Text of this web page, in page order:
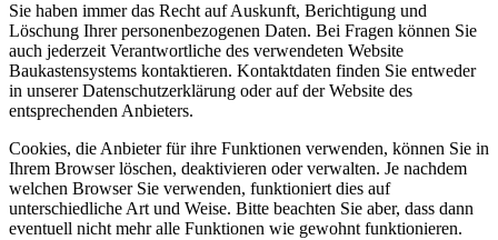
Sie haben immer das Recht auf Auskunft, Berichtigung und
Löschung Ihrer personenbezogenen Daten. Bei Fragen können Sie
auch jederzeit Verantwortliche des verwendeten Website
Baukastensystems kontaktieren. Kontaktdaten finden Sie entweder
in unserer Datenschutzerklärung oder auf der Website des
entsprechenden Anbieters.
Cookies, die Anbieter für ihre Funktionen verwenden, können Sie in
Ihrem Browser löschen, deaktivieren oder verwalten. Je nachdem
welchen Browser Sie verwenden, funktioniert dies auf
unterschiedliche Art und Weise. Bitte beachten Sie aber, dass dann
eventuell nicht mehr alle Funktionen wie gewohnt funktionieren.